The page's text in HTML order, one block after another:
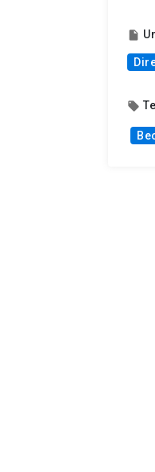
insert_drive_file
local_offer